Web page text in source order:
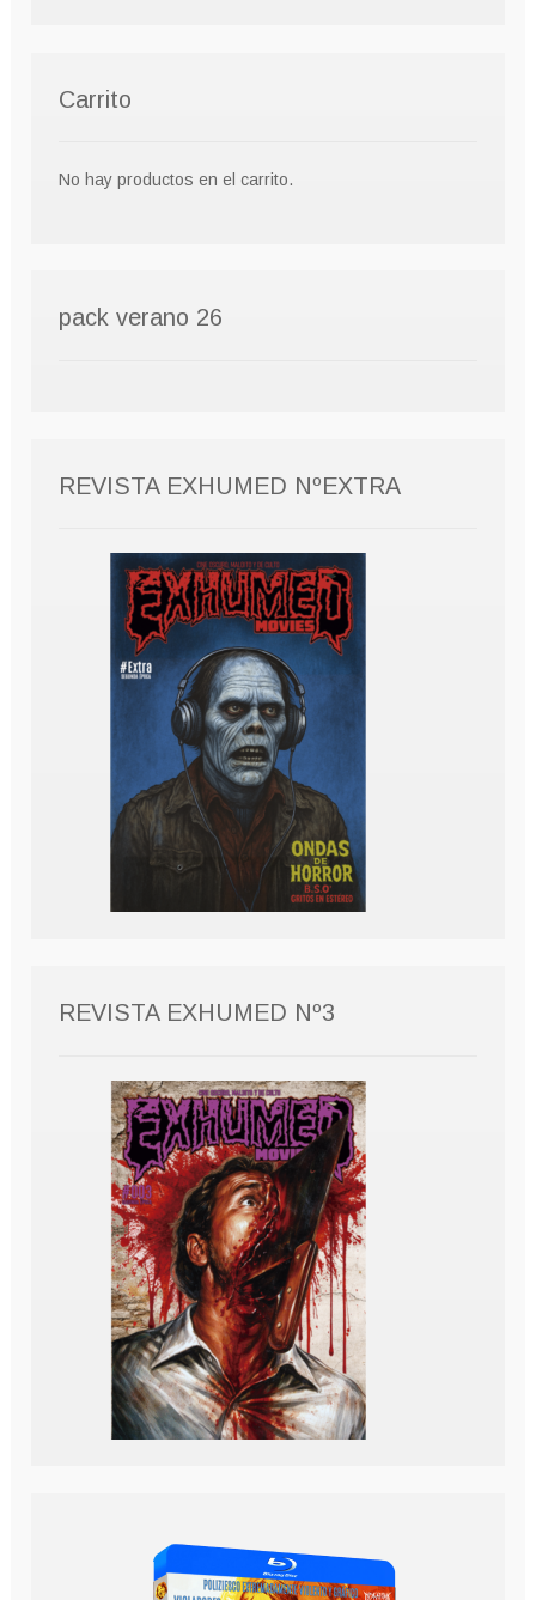
Carrito
No hay productos en el carrito.
pack verano 26
REVISTA EXHUMED NºEXTRA
REVISTA EXHUMED Nº3